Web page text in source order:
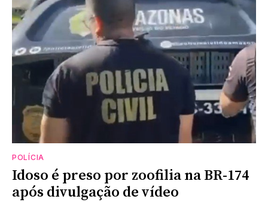
POLÍCIA
Idoso é preso por zoofilia na BR-174
após divulgação de vídeo